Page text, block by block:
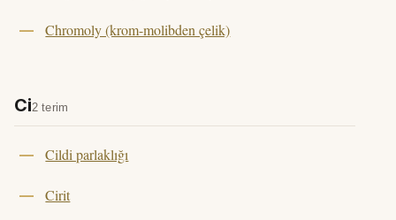
Chromoly (krom-molibden çelik)
Ci2 terim
Cildi parlaklığı
Cirit